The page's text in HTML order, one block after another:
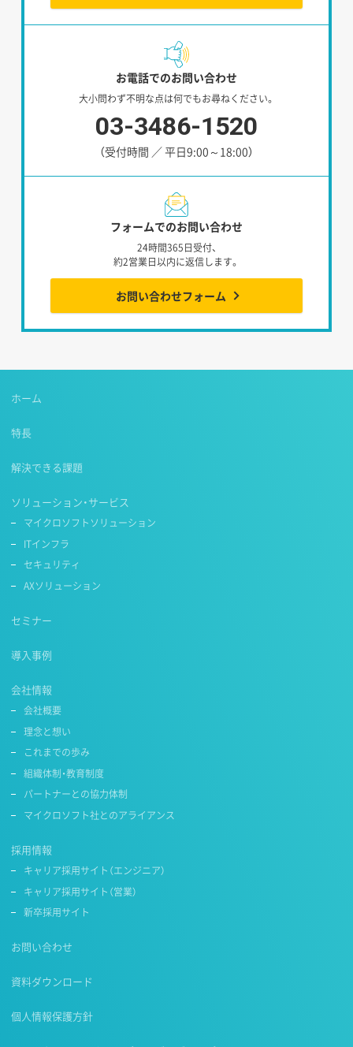
お電話でのお問い合わせ
大小問わず不明な点は何でもお尋ねください。
03-3486-1520
（受付時間 ／ 平日9:00～18:00）
フォームでのお問い合わせ
24時間365日受付、
約2営業日以内に返信します。
お問い合わせフォーム
ホーム
特長
解決できる課題
ソリューション・サービス
マイクロソフトソリューション
ITインフラ
セキュリティ
AXソリューション
セミナー
導入事例
会社情報
会社概要
理念と想い
これまでの歩み
組織体制・教育制度
パートナーとの協力体制
マイクロソフト社とのアライアンス
採用情報
キャリア採用サイト（エンジニア）
キャリア採用サイト（営業）
新卒採用サイト
お問い合わせ
資料ダウンロード
個人情報保護方針